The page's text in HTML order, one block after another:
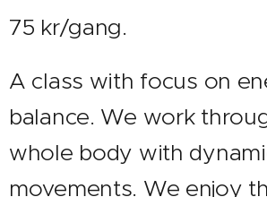
75 kr/gang.
A class with focus on
balance. We work
whole body with
movements. We enjoy